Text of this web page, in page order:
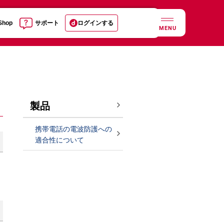
サポート ログインする
MENU
製品
携帯電話の電波防護への
適合性について